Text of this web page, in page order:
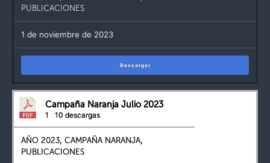
PUBLICACIONES
1 de noviembre de 2023
Descargar
Campaña Naranja Julio 2023
1 10 descargas
AÑO 2023, CAMPAÑA NARANJA,
PUBLICACIONES